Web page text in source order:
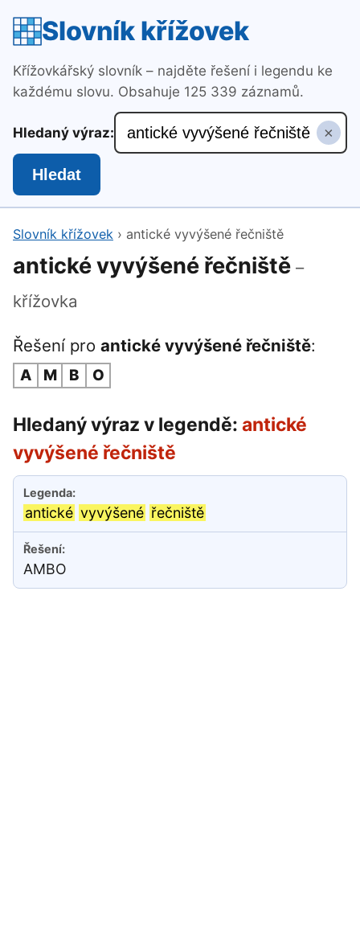
Slovník křížovek
Křížovkářský slovník – najděte řešení i legendu ke
každému slovu. Obsahuje 125 339 záznamů.
Hledaný výraz: ×
Hledat
Slovník křížovek › antické vyvýšené řečniště
antické vyvýšené řečniště –
křížovka
Řešení pro antické vyvýšené řečniště:
A M B O
Hledaný výraz v legendě: antické
vyvýšené řečniště
antické vyvýšené řečniště
AMBO